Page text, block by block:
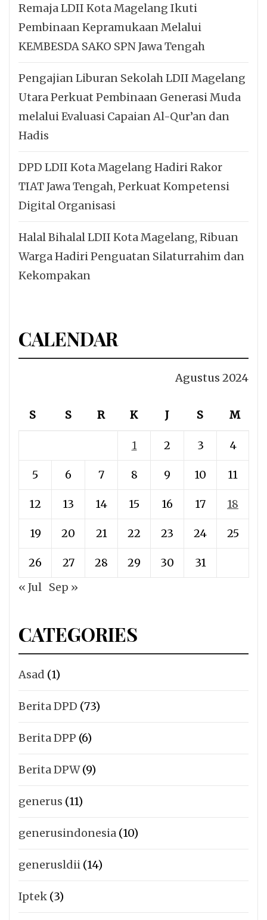
Remaja LDII Kota Magelang Ikuti
Pembinaan Kepramukaan Melalui
KEMBESDA SAKO SPN Jawa Tengah
Pengajian Liburan Sekolah LDII Magelang
Utara Perkuat Pembinaan Generasi Muda
melalui Evaluasi Capaian Al-Qur’an dan
Hadis
DPD LDII Kota Magelang Hadiri Rakor
TIAT Jawa Tengah, Perkuat Kompetensi
Digital Organisasi
Halal Bihalal LDII Kota Magelang, Ribuan
Warga Hadiri Penguatan Silaturrahim dan
Kekompakan
CALENDAR
Agustus 2024
S S R K J S M
1 2 3 4
5 6 7 8 9 10 11
12 13 14 15 16 17 18
19 20 21 22 23 24 25
26 27 28 29 30
31
« Jul Sep »
CATEGORIES
Asad (1)
Berita DPD (73)
Berita DPP (6)
Berita DPW(9)
generus (11)
generusindonesia (10)
generusldii (14)
Iptek (3)